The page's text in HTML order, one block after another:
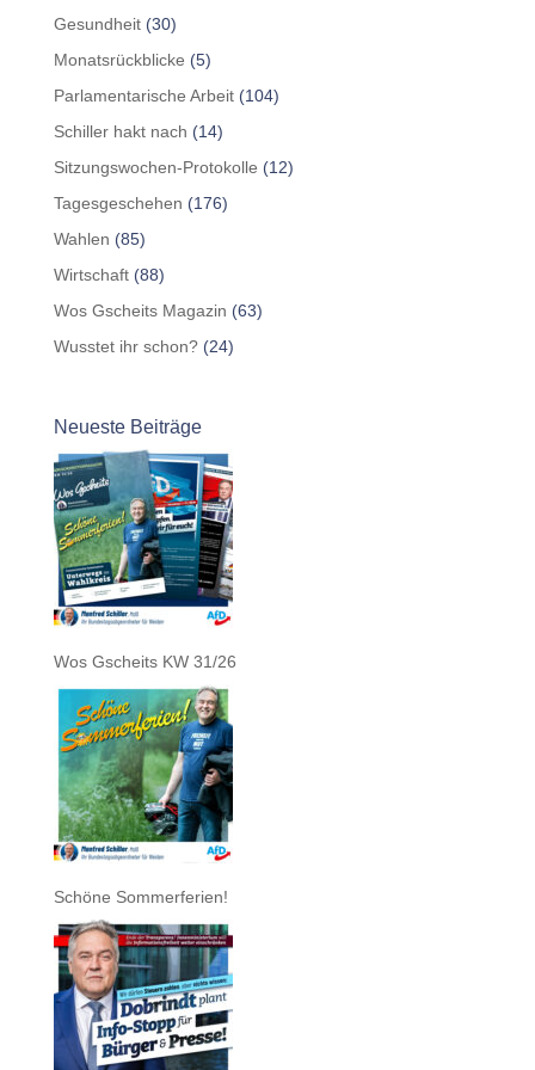
Gesundheit(30)
Monatsrückblicke (5)
Parlamentarische Arbeit(104)
Schiller hakt nach (14)
Sitzungswochen-Protokolle (12)
Tagesgeschehen (176)
Wahlen (85)
Wirtschaft(88)
Wos Gscheits Magazin (63)
Wusstet ihr schon?(24)
Neueste Beiträge
Wos Gscheits KW 31/26
Schöne Sommerferien!